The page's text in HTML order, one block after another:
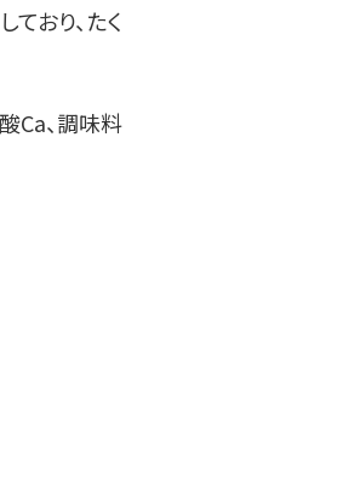
おり、たく
Ca、調味料